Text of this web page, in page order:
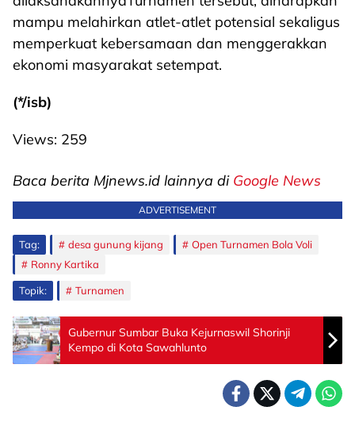
mampu melahirkan atlet-atlet potensial sekaligus
memperkuat kebersamaan dan menggerakkan
ekonomi masyarakat setempat.
(*/isb)
Views: 259
Baca berita Mjnews.id lainnya di Google News
ADVERTISEMENT
Tag: desa gunung kijang
Open Turnamen Bola Voli
Ronny Kartika
Topik: Turnamen
Gubernur Sumbar Buka Kejurnaswil Shorinji
Kempo di Kota Sawahlunto